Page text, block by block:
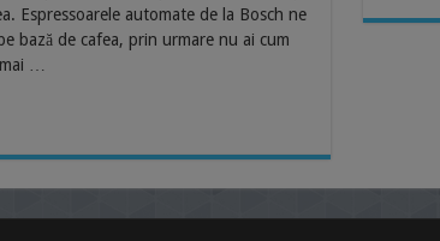
Espressoarele automate de la Bosch ne
bază de cafea, prin urmare nu ai cum
…